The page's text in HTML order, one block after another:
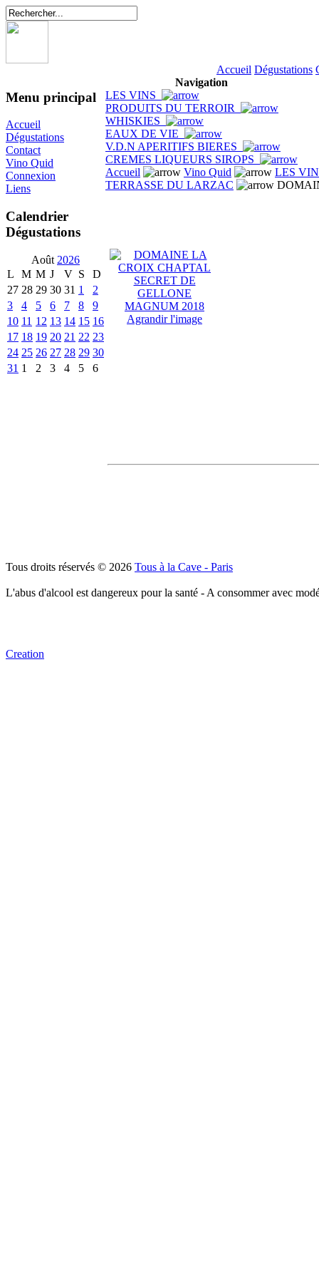
Accueil Dégustations
Menu principal
Accueil
Dégustations
Contact
Vino Quid
Connexion
Liens
Calendrier
Dégustations
Août 2026
L
M M J V S
D
27 28 29 30 31 1
2
3
4 5 6 7 8
9
10 11 12 13 14 15 16
17 18 19 20 21 22 23
24 25 26 27 28 29 30
31 1 2 3 4 5 6
Navigation
LES VINS
PRODUITS DU TERROIR
WHISKIES
EAUX DE VIE
V.D.N APERITIFS BIERES
CREMES LIQUEURS SIROPS
Accueil
Vino Quid
LES
TERRASSE DU LARZAC
Agrandir l'image
Tous droits réservés © 2026 Tous à la Cave - Paris
L'abus d'alcool est dangereux pour la santé - A consommer avec
Creation